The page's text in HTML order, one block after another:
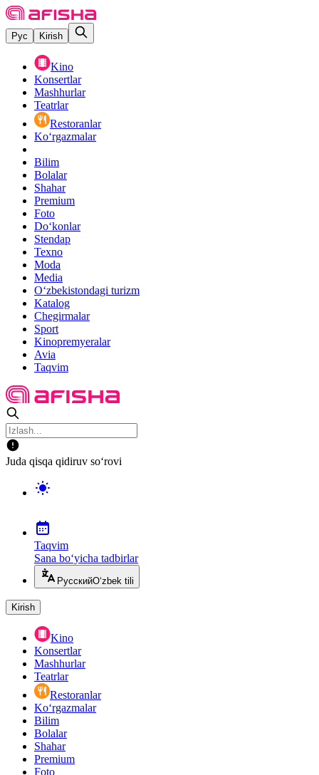
Рус Kirish
Kino
Konsertlar
Mashhurlar
Teatrlar
Restoranlar
Ko‘rgazmalar
Bilim
Bolalar
Shahar
Premium
Foto
Do‘konlar
Stendap
Texno
Moda
Media
O‘zbekistondagi turizm
Katalog
Chegirmalar
Sport
Kinopremyeralar
Avia
Taqvim
Juda qisqa qidiruv so‘rovi
Taqvim
Sana bo‘yicha tadbirlar
РусскийO‘zbek tili
Kirish
Kino
Konsertlar
Mashhurlar
Teatrlar
Restoranlar
Ko‘rgazmalar
Bilim
Bolalar
Shahar
Premium
Foto